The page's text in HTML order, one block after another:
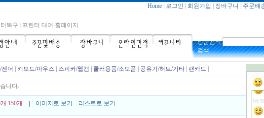
Home 로그인 회원가입 장바구니 주문배
복구 프린터 대여 홈페이지
상품검색
검색
더 키보드/마우스 스피커/웹캠 쿨러용품/소모품 공유기/허브/기타 랜카드
니다.
150개 이미지로 보기 리스트로 보기
↖채
.
.
.